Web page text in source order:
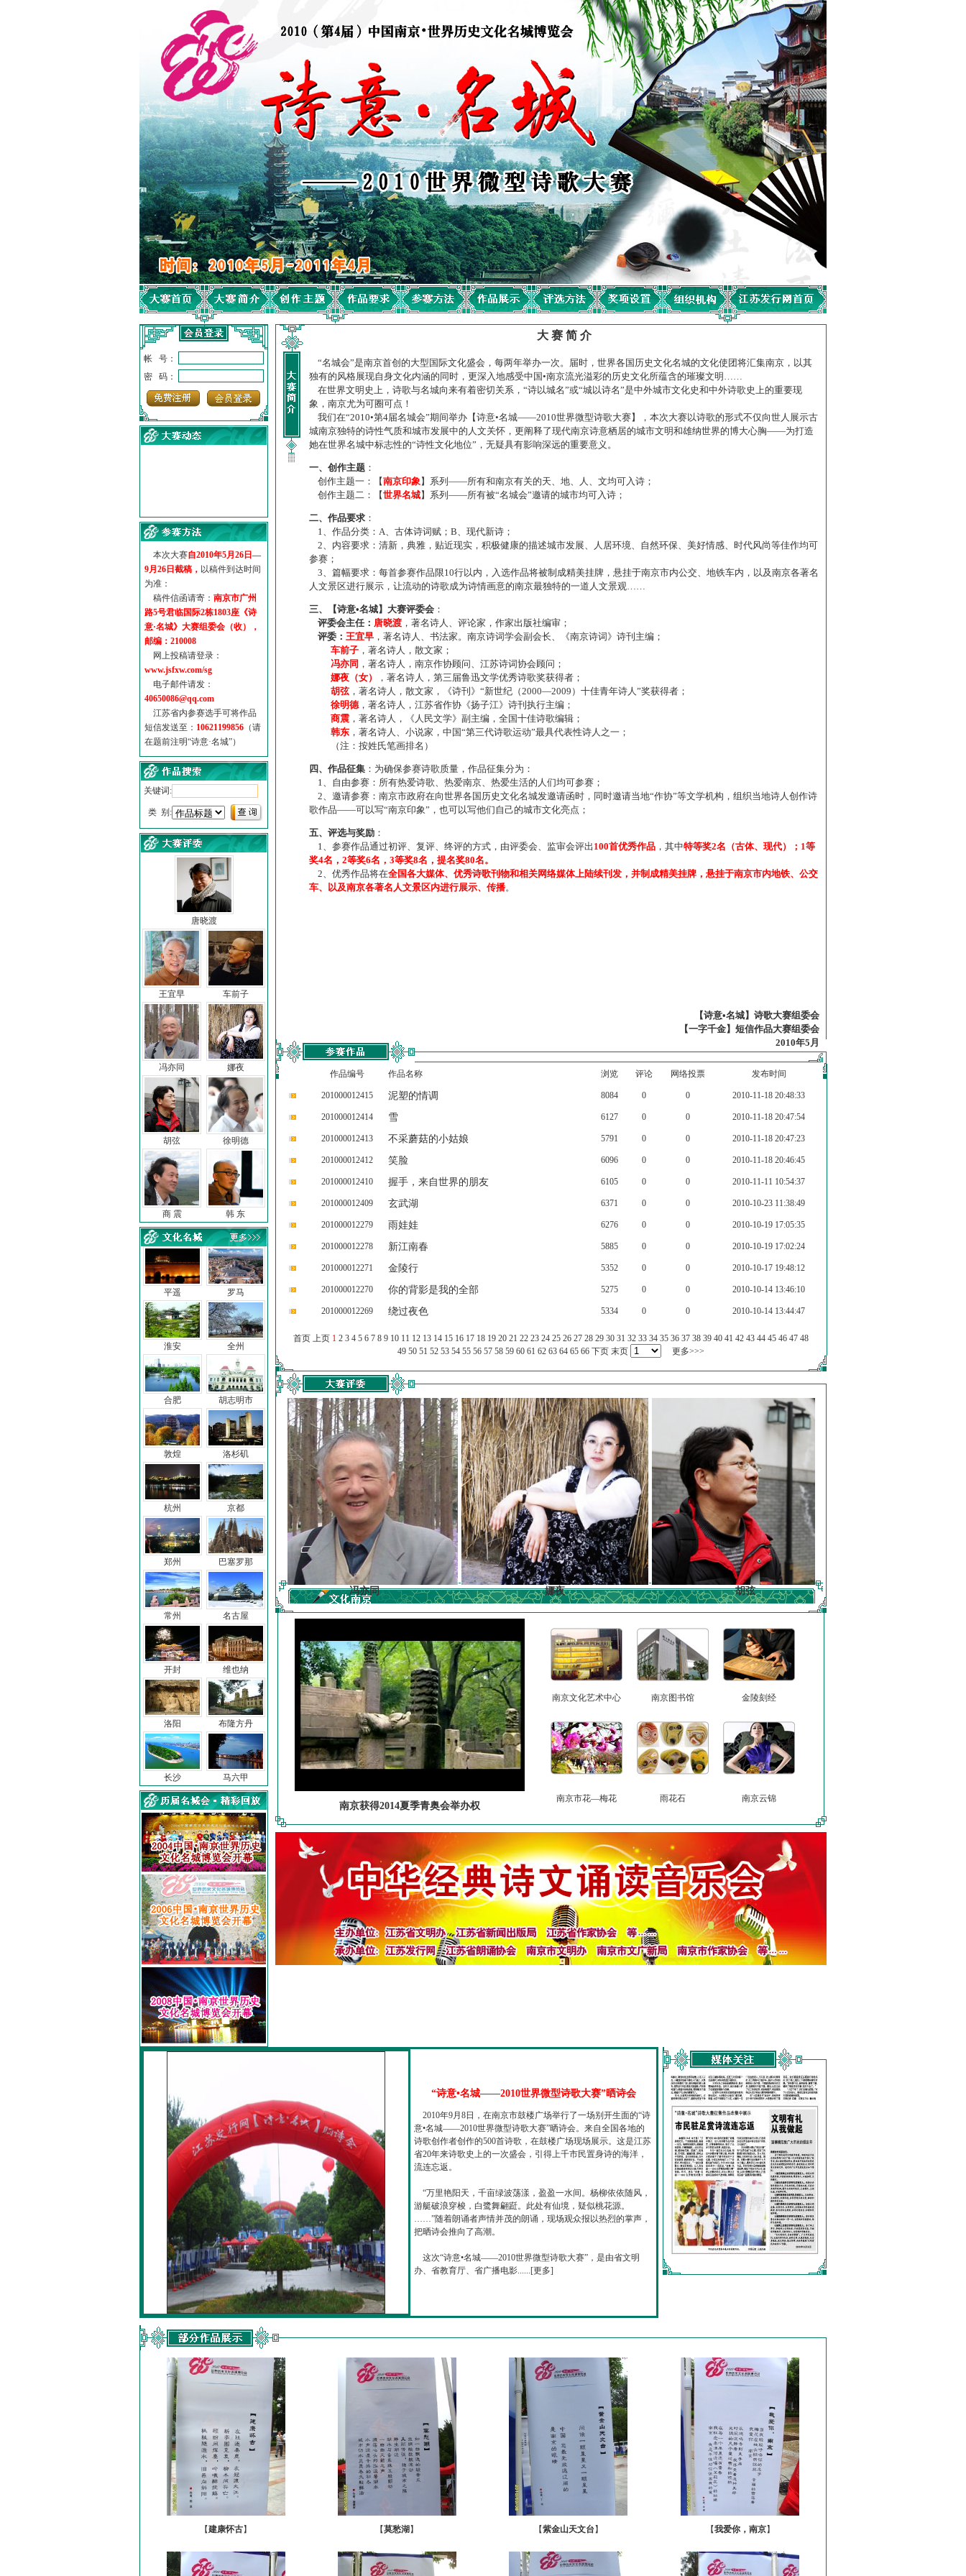
帐 号：
密 码：
诗意名城·地铁时间
·地铁完美呈现【诗意·名城...
参赛作品多达5000多首
“诗意·名城”晒诗会
特别通知--致广大诗词爱好...
本次大赛自2010年5月26日—
9月26日截稿， 以稿件到达时间
为准：
稿件信函请寄： 南京市广州
路5号君临国际2栋1803座《诗
意·名城》大赛组委会（收），
邮编：210008
网上投稿请登录：
www.jsfxw.com/sg
电子邮件请发：
40650086@qq.com
江苏省内参赛选手可将作品
短信发送至： 10621199856 （请
在题前注明“诗意·名城”）
关键词:
类 别:
唐晓渡
王宜早 车前子
冯亦同 娜夜
胡弦 徐明德
商 震 韩 东
平遥
淮安
合肥
敦煌
杭州
郑州
常州
开封
洛阳
长沙
罗马
全州
胡志明市
洛杉矶
京都
巴塞罗那
名古屋
维也纳
布隆方丹
马六甲
大 赛 简 介
“名城会”是南京首创的大型国际文化盛会，每两年举办一次。届时，世界各国历史文化名城的文化使团将汇集南京，以其
独有的风格展现自身文化内涵的同时，更深入地感受中国•南京流光溢彩的历史文化所蕴含的璀璨文明……
在世界文明史上，诗歌与名城向来有着密切关系，“诗以城名”或“城以诗名”是中外城市文化史和中外诗歌史上的重要现
象，南京尤为可圈可点！
我们在“2010•第4届名城会”期间举办【诗意•名城——2010世界微型诗歌大赛】，本次大赛以诗歌的形式不仅向世人展示古
城南京独特的诗性气质和城市发展中的人文关怀，更阐释了现代南京诗意栖居的城市文明和雄纳世界的博大心胸——为打造
她在世界名城中标志性的“诗性文化地位”，无疑具有影响深远的重要意义。
一、创作主题 ：
创作主题一：【南京印象】系列——所有和南京有关的天、地、人、文均可入诗；
创作主题二：【世界名城】系列——所有被“名城会”邀请的城市均可入诗；
二、作品要求 ：
1、作品分类：A、古体诗词赋；B、现代新诗；
2、内容要求：清新，典雅，贴近现实，积极健康的描述城市发展、人居环境、自然环保、美好情感、时代风尚等佳作均可
参赛；
3、篇幅要求：每首参赛作品限10行以内，入选作品将被制成精美挂牌，悬挂于南京市内公交、地铁车内，以及南京各著名
人文景区进行展示，让流动的诗歌成为诗情画意的南京最独特的一道人文景观……
三、【诗意•名城】大赛评委会 ：
评委会主任： 唐晓渡 ，著名诗人、评论家，作家出版社编审；
评委： 王宜早 ，著名诗人、书法家。南京诗词学会副会长、《南京诗词》诗刊主编；
车前子 ，著名诗人，散文家；
冯亦同 ，著名诗人，南京作协顾问、江苏诗词协会顾问；
娜夜（女）
，著名诗人，第三届鲁迅文学优秀诗歌奖获得者；
胡弦，著名诗人，散文家，《诗刊》“新世纪（2000—2009）十佳青年诗人”奖获得者；
徐明德，著名诗人，江苏省作协《扬子江》诗刊执行主编；
商震 ，著名诗人，《人民文学》副主编，全国十佳诗歌编辑；
韩东 ，著名诗人、小说家，中国“第三代诗歌运动”最具代表性诗人之一；
（注：按姓氏笔画排名）
四、作品征集 ：为确保参赛诗歌质量，作品征集分为：
1、自由参赛：所有热爱诗歌、热爱南京、热爱生活的人们均可参赛；
2、邀请参赛：南京市政府在向世界各国历史文化名城发邀请函时，同时邀请当地“作协”等文学机构，组织当地诗人创作诗
歌作品——可以写“南京印象”，也可以写他们自己的城市文化亮点；
五、评选与奖励 ：
1、参赛作品通过初评、复评、终评的方式，由评委会、监审会评出 100首优秀作品 ，其中特等奖2名（古体、现代）；1等
奖4名，2等奖6名，3等奖8名，提名奖80名。
2、优秀作品将在全国各大媒体、优秀诗歌刊物和相关网络媒体上陆续刊发，并制成精美挂牌，悬挂于南京市内地铁、公交
车、以及南京各著名人文景区内进行展示、传播。
【诗意•名城】诗歌大赛组委会
【一字千金】短信作品大赛组委会
2010年5月
作品编号 作品名称 浏览 评论 网络投票 发布时间
201000012415 泥塑的情调 8084 0 0 2010-11-18 20:48:33
201000012414 雪 6127 0 0 2010-11-18 20:47:54
201000012413 不采蘑菇的小姑娘 5791 0 0 2010-11-18 20:47:23
201000012412 笑脸 6096 0 0 2010-11-18 20:46:45
201000012410 握手，来自世界的朋友 6105 0 0 2010-11-11 10:54:37
201000012409 玄武湖 6371 0 0 2010-10-23 11:38:49
201000012279 雨娃娃 6276 0 0 2010-10-19 17:05:35
201000012278 新江南春 5885 0 0 2010-10-19 17:02:24
201000012271 金陵行 5352 0 0 2010-10-17 19:48:12
201000012270 你的背影是我的全部 5275 0 0 2010-10-14 13:46:10
201000012269 绕过夜色 5334 0 0 2010-10-14 13:44:47
首页 上页 1 2 3 4 5 6 7 8 9 10 11 12 13 14 15 16 17 18 19 20 21 22 23 24 25 26 27 28 29 30 31 32 33 34 35 36 37 38 39 40 41 42 43 44 45 46 47 48
49 50 51 52 53 54 55 56 57 58 59 60 61 62 63 64 65 66 下页 末页 更多>>>
车前子 冯亦同 娜夜 胡弦
南京文化艺术中心 南京图书馆 金陵刻经
南京市花—梅花 雨花石 南京云锦
南京获得2014夏季青奥会举办权
“诗意•名城——2010世界微型诗歌大赛”晒诗会
2010年9月8日，在南京市鼓楼广场举行了一场别开生面的“诗
意•名城——2010世界微型诗歌大赛”晒诗会。来自全国各地的
诗歌创作者创作的500首诗歌，在鼓楼广场现场展示。这是江苏
省20年来诗歌史上的一次盛会，引得上千市民置身诗的海洋，
流连忘返。
“万里艳阳天，千亩绿波荡漾，盈盈一水间。杨柳依依随风，
游艇破浪穿梭，白鹭舞翩跹。此处有仙境，疑似桃花源。
……”随着朗诵者声情并茂的朗诵，现场观众报以热烈的掌声，
把晒诗会推向了高潮。
这次“诗意•名城——2010世界微型诗歌大赛”，是由省文明
办、省教育厅、省广播电影......[更多]
【建康怀古】 【莫愁湖 】 【紫金山天文台】 【我爱你，南京】